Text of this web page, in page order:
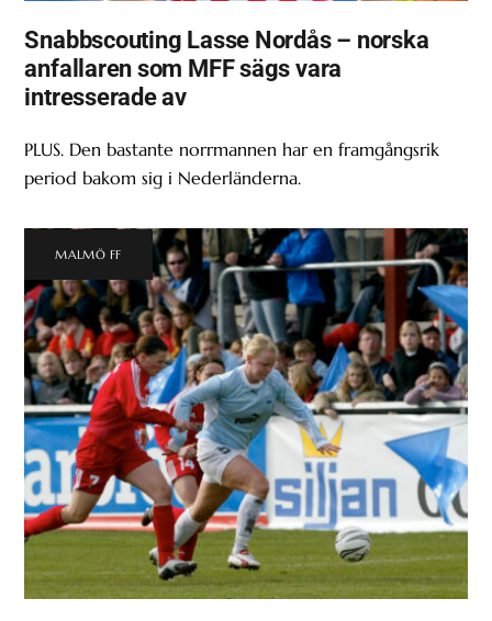
Snabbscouting Lasse Nordås – norska
anfallaren som MFF sägs vara
intresserade av
PLUS. Den bastante norrmannen har en framgångsrik
period bakom sig i Nederländerna.
MALMÖ FF